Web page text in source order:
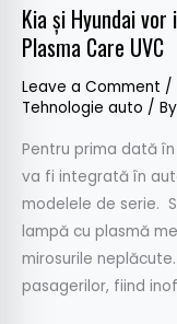
Kia și Hyundai
Plasma Care UVC
Leave a Comment /
Tehnologie auto / By
Pentru prima dată
va fi integrată în
modelele de serie.
lampă cu plasmă
mirosurile
pasagerilor, fiind